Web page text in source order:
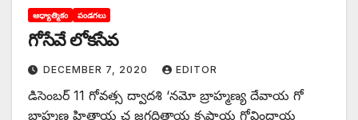
ఆధ్యాత్మికం పండగలు
గోసేవే లోకసేవ
DECEMBER 7, 2020 EDITOR
డిసెంబర్‌ 11 ‌గోవత్స ద్వాదశి ‘నమో బ్రాహ్మణ్య దేవాయ గో
బ్రాహ్మణ హితాయ చ జగద్ధితాయ కృష్ణాయ గోవిందాయ